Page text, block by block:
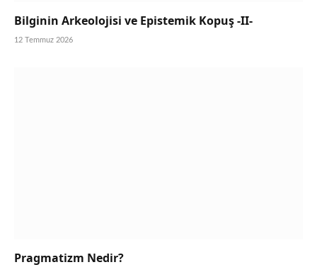
Bilginin Arkeolojisi ve Epistemik Kopuş -II-
12 Temmuz 2026
Pragmatizm Nedir?